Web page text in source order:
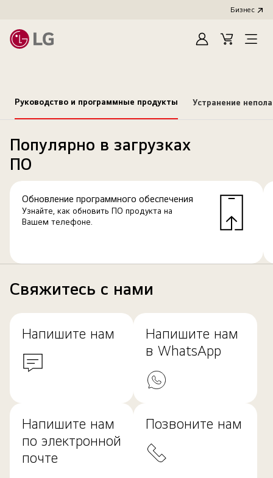
Бизнес
Cart
Open
Руководство и программные продукты Устранение
Популярно в загрузках
ПО
Обновление программного обеспечения
Узнайте, как обновить ПО продукта на
Вашем телефоне.
Свяжитесь с нами
Напишите нам
Напишите нам
в WhatsApp
Напишите нам
по электронной
почте
Позвоните нам